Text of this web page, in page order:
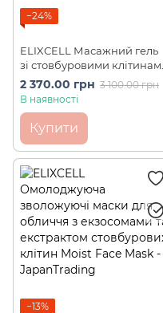
−24%
ELIXCELL Масажний гель
зі стовбуровими клітинами
для моделювання тіла
REVITA Massage Gel (500 г)
2 370.00 грн 3 100.00 грн
В наявності
Купити
−13%